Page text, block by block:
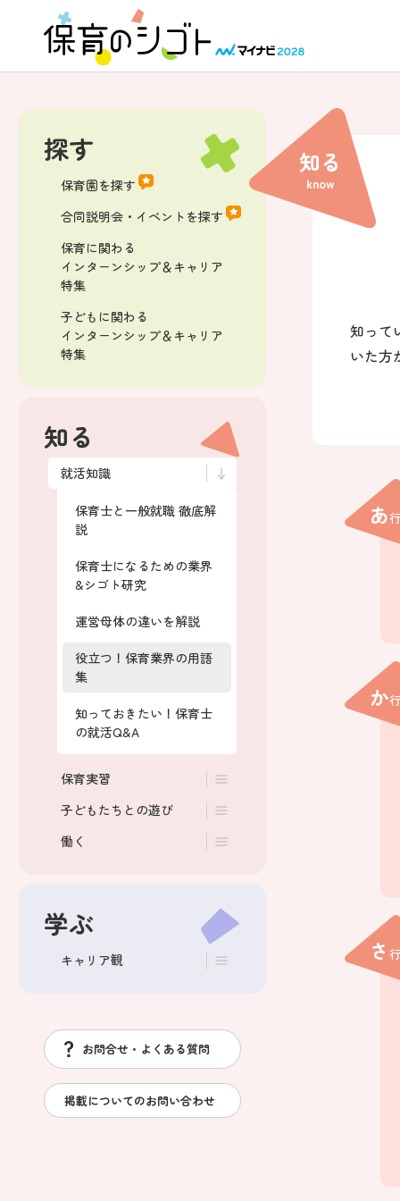
探す
保育園を探す
合同説明会・イベントを探す
保育に関わる
インターンシップ＆キャリア
特集
子どもに関わる
インターンシップ＆キャリア
特集
知る
就活知識
保育士と一般就職 徹底解
説
保育士になるための業界
&シゴト研究
運営母体の違いを解説
役立つ！保育業界の用語
集
知っておきたい！保育士
の就活Q&A
保育実習
子どもたちとの遊び
働く
学ぶ
キャリア観
お問合せ・よくある質問
掲載についてのお問い合わせ
知る
know
知って
いた方
あ行
か行
さ 行